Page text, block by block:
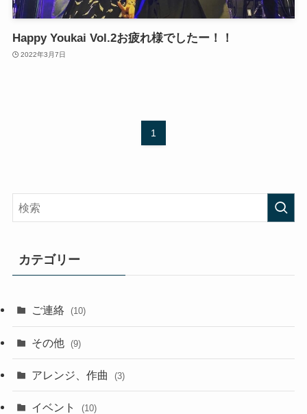
Happy Youkai Vol.2お疲れ様でしたー！！
2022年3月7日
1
カテゴリー
ご連絡 (10)
その他 (9)
アレンジ、作曲 (3)
イベント (10)